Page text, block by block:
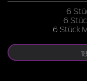
6
6
6 Stück